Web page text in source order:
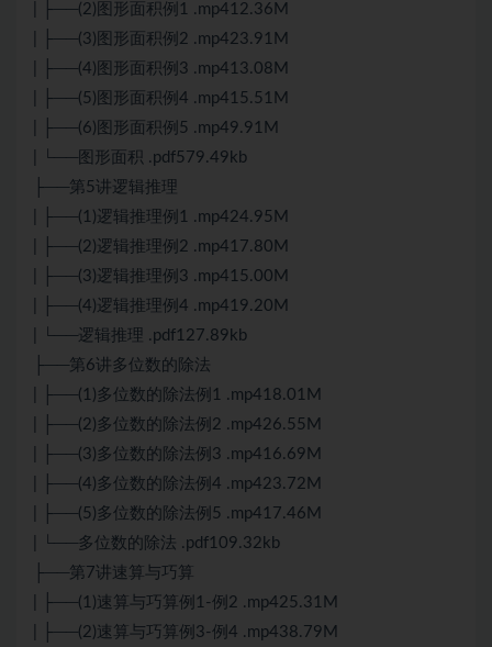
| ├──(2)图形面积例1 .mp412.36M
| ├──(3)图形面积例2 .mp423.91M
| ├──(4)图形面积例3 .mp413.08M
| ├──(5)图形面积例4 .mp415.51M
| ├──(6)图形面积例5 .mp49.91M
| └──图形面积 .pdf579.49kb
├──第5讲逻辑推理
| ├──(1)逻辑推理例1 .mp424.95M
| ├──(2)逻辑推理例2 .mp417.80M
| ├──(3)逻辑推理例3 .mp415.00M
| ├──(4)逻辑推理例4 .mp419.20M
| └──逻辑推理 .pdf127.89kb
├──第6讲多位数的除法
| ├──(1)多位数的除法例1 .mp418.01M
| ├──(2)多位数的除法例2 .mp426.55M
| ├──(3)多位数的除法例3 .mp416.69M
| ├──(4)多位数的除法例4 .mp423.72M
| ├──(5)多位数的除法例5 .mp417.46M
| └──多位数的除法 .pdf109.32kb
├──第7讲速算与巧算
| ├──(1)速算与巧算例1-例2 .mp425.31M
| ├──(2)速算与巧算例3-例4 .mp438.79M